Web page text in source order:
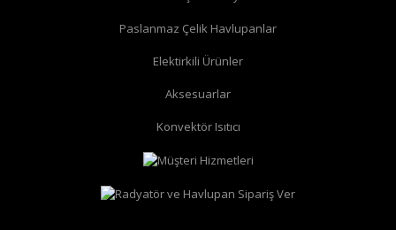
düz radyatör vanası
köşe radyatör vanası
Paslanmaz Çelik Havlupanlar
Elektirkili Ürünler
Aksesuarlar
Konvektör Isıtıcı